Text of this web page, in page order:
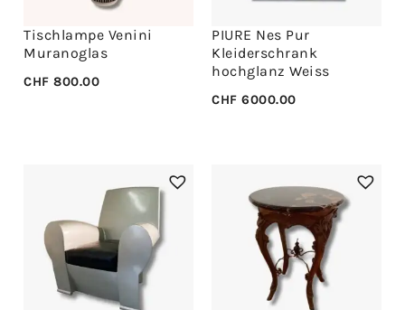
Tischlampe Venini
Muranoglas
CHF 800.00
PIURE Nes Pur
Kleiderschrank
hochglanz Weiss
CHF 6000.00